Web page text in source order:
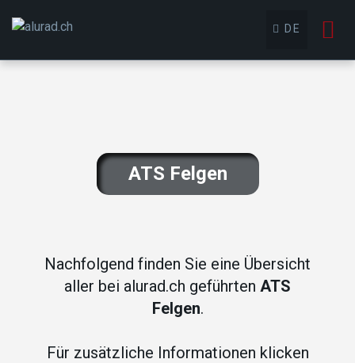
DE
ATS Felgen
Nachfolgend finden Sie eine Übersicht
aller bei alurad.ch geführten ATS
Felgen.
Für zusätzliche Informationen klicken